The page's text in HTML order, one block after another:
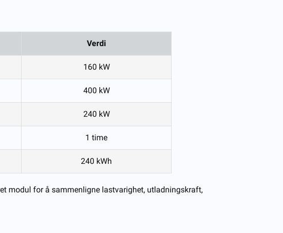
Verdi
160 kW
400 kW
240 kW
1 time
240 kWh
modul for å sammenligne lastvarighet, utladningskraft,